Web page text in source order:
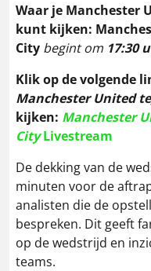
Waar je Manchester
kunt kijken:
City begint om 17:30
Klik op de volgende
Manchester United
kijken: Manchester
CityLivestream
De dekking van de
minuten voor de
analisten die de
bespreken. Dit geeft
op de wedstrijd en
teams.